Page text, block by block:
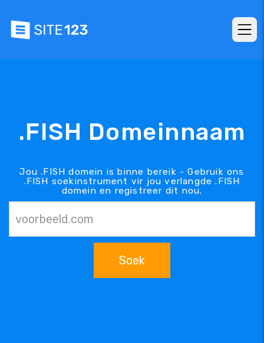
.FISH Domeinnaam
Jou .FISH domein is binne bereik - Gebruik ons
.FISH soekinstrument vir jou verlangde .FISH
domein en registreer dit nou.
Soek